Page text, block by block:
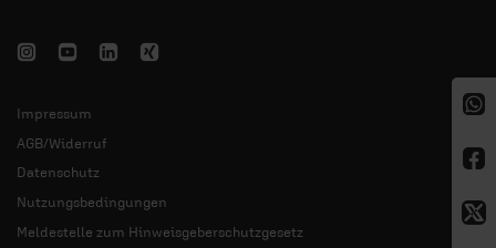
Impressum
AGB/Widerruf
Datenschutz
Nutzungsbedingungen
Meldestelle zum Hinweisgeberschutzgesetz